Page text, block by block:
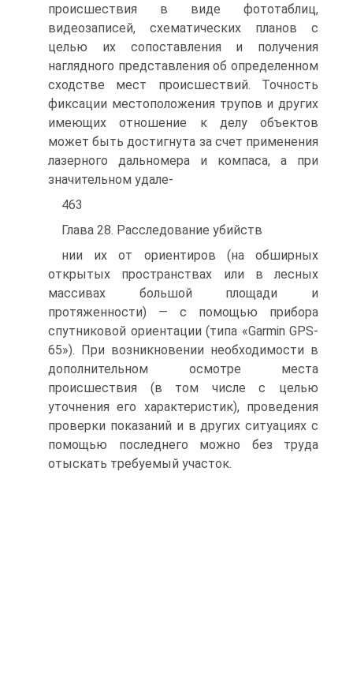
происшествия в виде фототаблиц,
видеозаписей, схематических планов с
целью их сопоставления и получения
наглядного представления об определенном
сходстве мест происшествий. Точность
фиксации местоположения трупов и других
имеющих отношение к делу объектов
может быть достигнута за счет применения
лазерного дальномера и компаса, а при
значительном удале-
463
Глава 28. Расследование убийств
нии их от ориентиров (на обширных
открытых пространствах или в лесных
массивах большой площади и
протяженности) — с помощью прибора
спутниковой ориентации (типа «Garmin GPS-
65»). При возникновении необходимости в
дополнительном осмотре места
происшествия (в том числе с целью
уточнения его характеристик), проведения
проверки показаний и в других ситуациях с
помощью последнего можно без труда
отыскать требуемый участок.